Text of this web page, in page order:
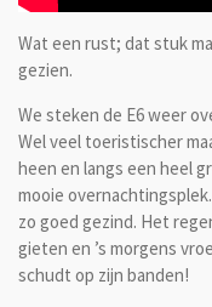
Wat een rust; dat stuk
gezien.
We steken de E6 weer
Wel veel toeristischer
heen en langs een heel
mooie
zo goed gezind. Het
gieten en ’s morgens
schudt op zijn banden!